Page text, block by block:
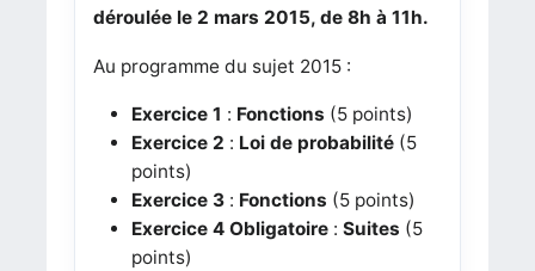
déroulée le 2 mars 2015, de 8h à 11h.
Au programme du sujet 2015 :
Exercice 1 : Fonctions (5 points)
Exercice 2 : Loi de probabilité(5
points)
Exercice 3: Fonctions (5 points)
Exercice 4 Obligatoire: Suites (5
points)